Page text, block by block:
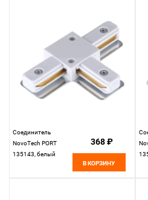
Соединитель
NovoTech PORT
135143, белый
368 ₽
В КОРЗИНУ